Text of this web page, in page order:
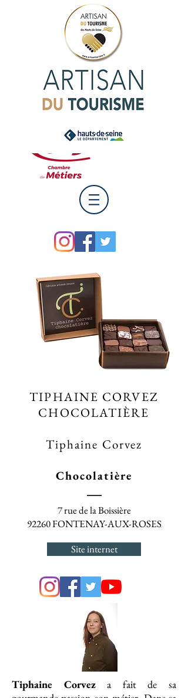
TIPHAINE CORVEZ
CHOCOLATIÈRE
Tiphaine Corvez
Chocolatière
7 rue de la Boissière
92260 FONTENAY-AUX-ROSES
Site internet
Tiphaine Corveza fait de sa